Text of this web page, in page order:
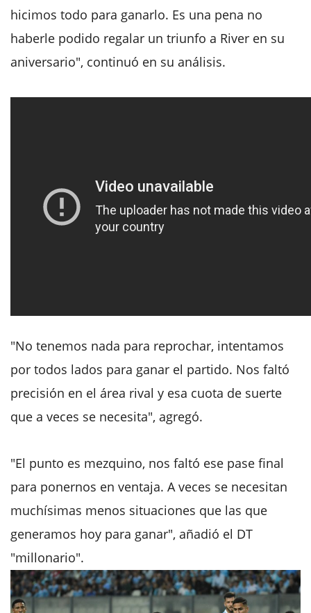
hicimos todo para ganarlo. Es una pena no
haberle podido regalar un triunfo a River en su
aniversario", continuó en su análisis.
"No tenemos nada para reprochar, intentamos
por todos lados para ganar el partido. Nos faltó
precisión en el área rival y esa cuota de suerte
que a veces se necesita", agregó.
"El punto es mezquino, nos faltó ese pase final
para ponernos en ventaja. A veces se necesitan
muchísimas menos situaciones que las que
generamos hoy para ganar", añadió el DT
"millonario".